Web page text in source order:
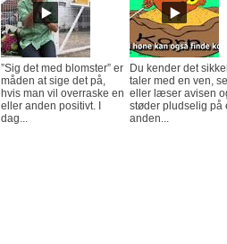
”Sig det med blomster” er
måden at sige det på,
hvis man vil overraske en
eller anden positivt. I
dag...
Du kender det
taler med en ven,
eller læser avisen
støder pludselig på
anden...